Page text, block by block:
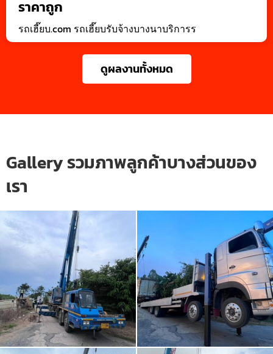
ราคาถูก
รถเฮี๊ยบ.com รถเฮี๊ยบรับจ้างบางนาบริการร
ดูผลงานทั้งหมด
Gallery รวมภาพลูกค้าบางส่วนของ
เรา